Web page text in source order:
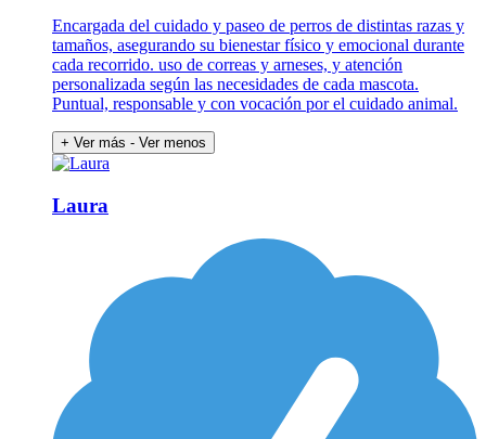
Encargada del cuidado y paseo de perros de distintas razas y
tamaños, asegurando su bienestar físico y emocional durante
cada recorrido. uso de correas y arneses, y atención
personalizada según las necesidades de cada mascota.
Puntual, responsable y con vocación por el cuidado animal.
+ Ver más - Ver menos
Laura